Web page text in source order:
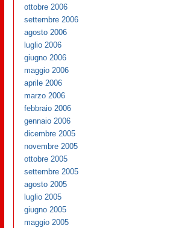
ottobre 2006
settembre 2006
agosto 2006
luglio 2006
giugno 2006
maggio 2006
aprile 2006
marzo 2006
febbraio 2006
gennaio 2006
dicembre 2005
novembre 2005
ottobre 2005
settembre 2005
agosto 2005
luglio 2005
giugno 2005
maggio 2005